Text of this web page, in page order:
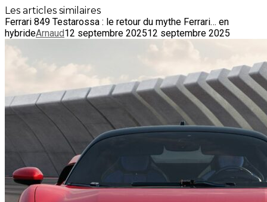
Les articles similaires
Ferrari 849 Testarossa : le retour du mythe Ferrari… en
hybrideArnaud12 septembre 202512 septembre 2025